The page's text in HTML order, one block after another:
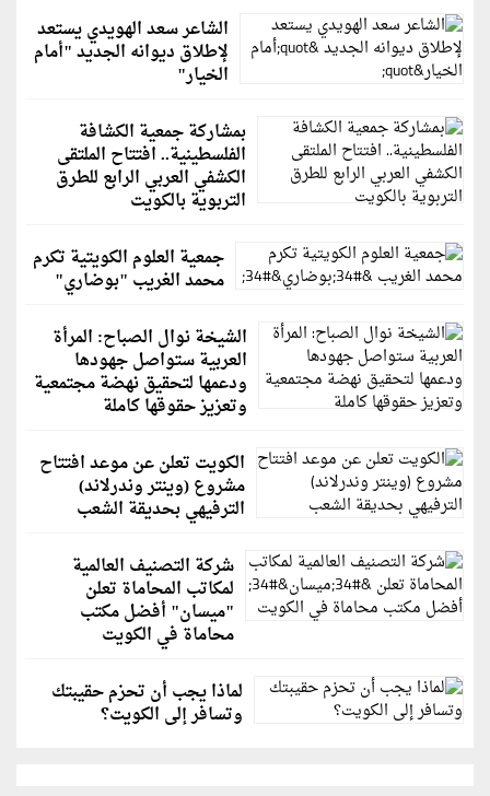
الشاعر سعد الهويدي يستعد
لإطلاق ديوانه الجديد "أمام
الخيار"
بمشاركة جمعية الكشافة
الفلسطينية.. افتتاح الملتقى
الكشفي العربي الرابع للطرق
التربوية بالكويت
جمعية العلوم الكويتية تكرم
محمد الغريب "بوضاري"
الشيخة نوال الصباح: المرأة
العربية ستواصل جهودها
ودعمها لتحقيق نهضة مجتمعية
وتعزيز حقوقها كاملة
الكويت تعلن عن موعد افتتاح
مشروع (وينتر وندرلاند)
الترفيهي بحديقة الشعب
شركة التصنيف العالمية
لمكاتب المحاماة تعلن
"ميسان" أفضل مكتب
محاماة في الكويت
لماذا يجب أن تحزم حقيبتك
وتسافر إلى الكويت؟